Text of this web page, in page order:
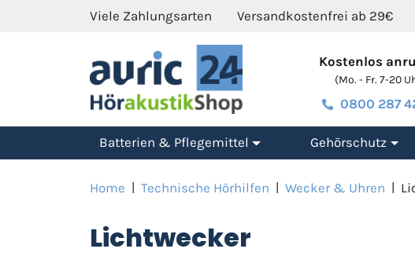
Viele Zahlungsarten Versandkostenfrei ab 29€
Kostenlos
(Mo. - Fr. 7-20
0800 287
Batterien & Pflegemittel Gehörschutz
Home | Technische Hörhilfen | Wecker & Uhren |
Lichtwecker